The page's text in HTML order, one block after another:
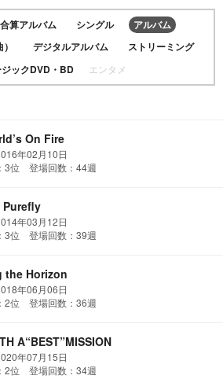
合算アルバム シングル
アルバム
デジタルアルバム
ストリーミング
ジックDVD・BD
エンタメ
On Fire
年02月10日
3位 登場回数：44週
Purefly
年03月12日
3位 登場回数：39週
the Horizon
年06月06日
2位 登場回数：36週
A“BEST”MISSION
年07月15日
2位 登場回数：34週